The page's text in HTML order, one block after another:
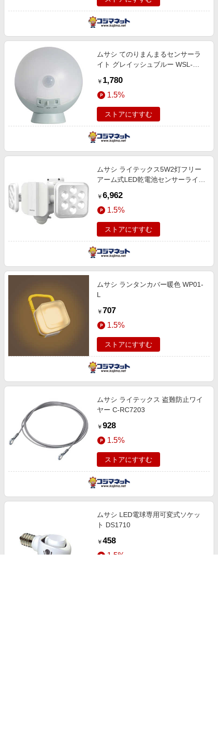
ムサシ てのりまんまるセンサーラ
イト グレイッシュブルー WSL-
￥ 1,780
1.5%
ストアにすすむ
ムサシ ライテックス5W2灯フリー
アーム式LED乾電池センサーライト
￥ 6,962
1.5%
ストアにすすむ
ムサシ ランタンカバー暖色 WP01-
L
￥ 707
1.5%
ストアにすすむ
ムサシ ライテックス 盗難防止ワイ
ヤー C-RC7203
￥ 928
1.5%
ストアにすすむ
ムサシ LED電球専用可変式ソケッ
ト DS1710
￥ 458
1.5%